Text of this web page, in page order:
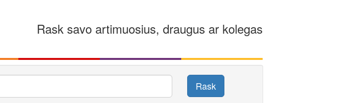
Rask savo artimuosius, draugus ar kolegas
Rask